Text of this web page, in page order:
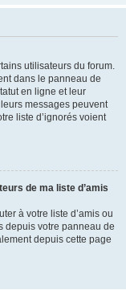
utilisateurs du forum.
dans le panneau de
en ligne et leur
messages peuvent
liste d’ignorés voient
de ma liste d’amis
à votre liste d’amis ou
depuis votre panneau de
depuis cette page